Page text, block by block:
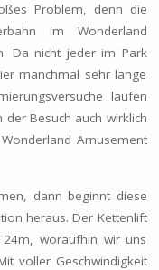
Problem, denn die
im Wonderland
Da nicht jeder im Park
manchmal sehr lange
laufen
Besuch auch wirklich
Amusement
dann beginnt diese
heraus. Der Kettenlift
woraufhin wir uns
voller Geschwindigkeit